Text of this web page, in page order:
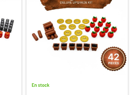
En stock